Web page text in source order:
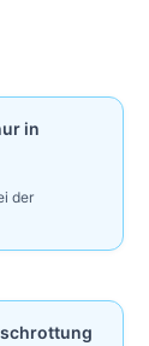
in
der